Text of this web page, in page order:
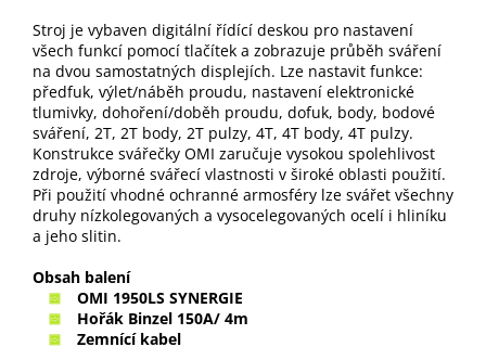
Stroj je vybaven digitální řídící deskou pro nastavení
všech funkcí pomocí tlačítek a zobrazuje průběh sváření
na dvou samostatných displejích. Lze nastavit funkce:
předfuk, výlet/náběh proudu, nastavení elektronické
tlumivky, dohoření/doběh proudu, dofuk, body, bodové
sváření, 2T, 2T body, 2T pulzy, 4T, 4T body, 4T pulzy.
Konstrukce svářečky OMI zaručuje vysokou spolehlivost
zdroje, výborné svářecí vlastnosti v široké oblasti použití.
Při použití vhodné ochranné armosféry lze svářet všechny
druhy nízkolegovaných a vysocelegovaných ocelí i hliníku
a jeho slitin.
Obsah balení
OMI 1950LS SYNERGIE
Hořák Binzel 150A/ 4m
Zemnící kabel